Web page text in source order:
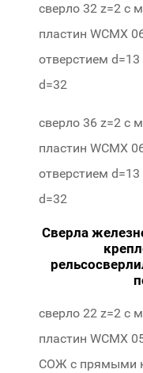
сверло 32 z=2 с
пластин WCMX
отверстием
d=32
сверло 36 z=2 с
пластин WCMX
отверстием
d=32
Сверла
сверло 22 z=2 с
пластин WCMX
СОЖ c прямыми